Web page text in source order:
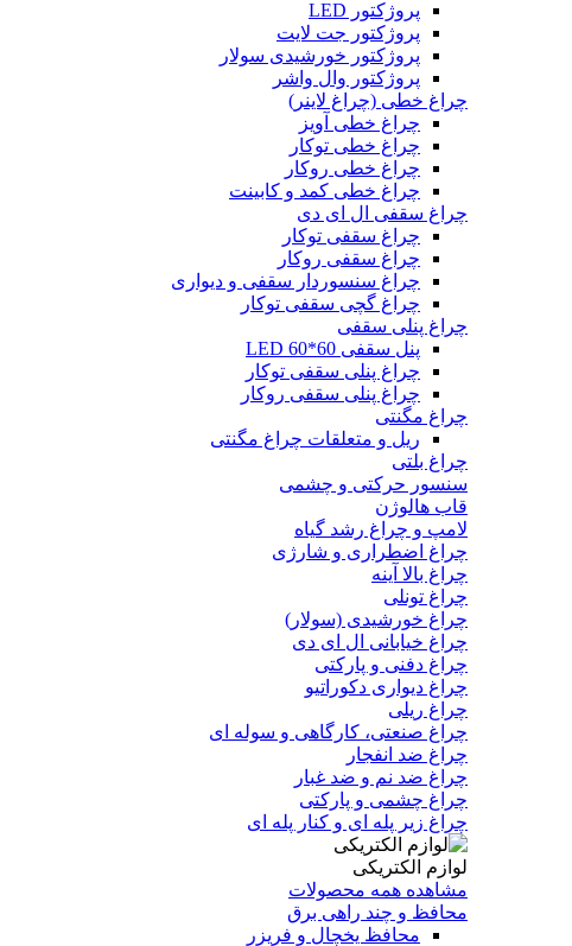
پروژکتور LED
پروژکتور جت لایت
پروژکتور خورشیدی سولار
پروژکتور وال واشر
چراغ خطی (چراغ لاینر)
چراغ خطی آویز
چراغ خطی توکار
چراغ خطی روکار
چراغ خطی کمد و کابینت
چراغ سقفی ال ای دی
چراغ سقفی توکار
چراغ سقفی روکار
چراغ سنسوردار سقفی و دیواری
چراغ گچی سقفی توکار
چراغ پنلی سقفی
پنل سقفی 60*60 LED
چراغ پنلی سقفی توکار
چراغ پنلی سقفی روکار
چراغ مگنتی
ریل و متعلقات چراغ مگنتی
چراغ بلتی
سنسور حرکتی و چشمی
قاب هالوژن
لامپ و چراغ رشد گیاه
چراغ اضطراری و شارژی
چراغ بالا آینه
چراغ تونلی
چراغ خورشیدی (سولار)
چراغ خیابانی ال ای دی
چراغ دفنی و پارکتی
چراغ دیواری دکوراتیو
چراغ ریلی
چراغ صنعتی، کارگاهی و سوله ای
چراغ ضد انفجار
چراغ ضد نم و ضد غبار
چراغ چشمی و پارکتی
چراغ‌ زیر‌ پله‌ ای و کنار‌ پله‌ ای
لوازم الکتریکی
مشاهده همه محصولات
محافظ و چند راهی برق
محافظ یخچال و فریزر